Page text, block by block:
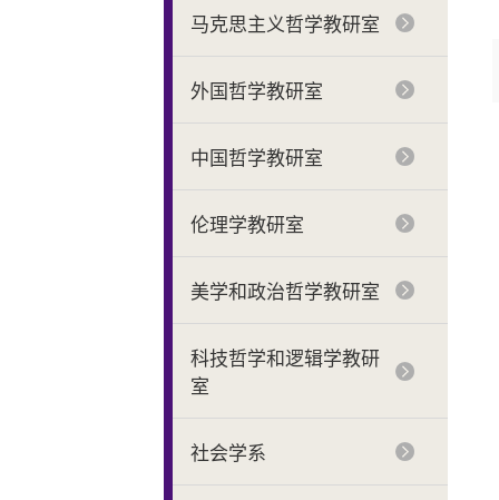
马克思主义哲学教研室
外国哲学教研室
中国哲学教研室
伦理学教研室
美学和政治哲学教研室
科技哲学和逻辑学教研
室
社会学系